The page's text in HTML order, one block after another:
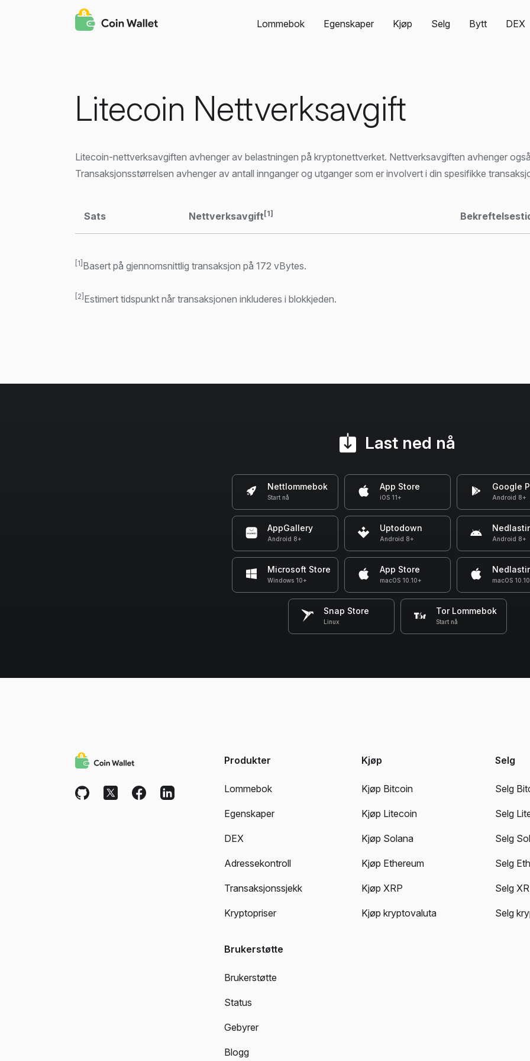
Lommebok Egenskaper Kjøp Selg Bytt DEX
Litecoin Nettverksavgift
Litecoin-nettverksavgiften avhenger av belastningen på kryptonettverket. Nettverksavgiften avhenger
Transaksjonsstørrelsen avhenger av antall innganger og utganger som er involvert i din spesifikke
Sats Nettverksavgift[1]
[1] Basert på gjennomsnittlig transaksjon på 172 vBytes.
[2] Estimert tidspunkt når transaksjonen inkluderes i blokkjeden.
Last ned nå
Nettlommebok
Start nå
App Store
iOS 11+
Google
Android 8+
AppGallery
Android 8+
Uptodown
Android 8+ Android 8+
Microsoft Store
Windows 10+
App Store
macOS 10.10+ macOS
Snap Store
Linux
Tor Lommebok
Start nå
Produkter
Lommebok
Egenskaper
DEX
Adressekontroll
Transaksjonssjekk
Kryptopriser
Kjøp
Kjøp Bitcoin
Kjøp Litecoin
Kjøp Solana
Kjøp Ethereum
Kjøp XRP
Kjøp kryptovaluta
Selg
Selg
Selg
Selg
Selg
Selg
Selg
Brukerstøtte
Brukerstøtte
Status
Gebyrer
Blogg